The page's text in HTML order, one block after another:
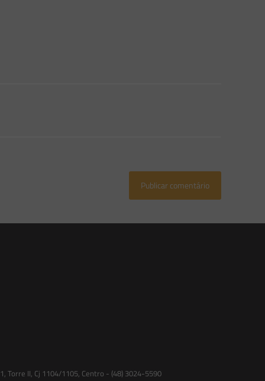
Torre II, Cj 1104/1105, Centro - (48) 3024-5590